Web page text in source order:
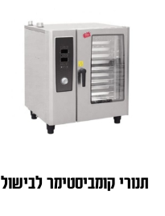
תנורי קומביסטימר לבישול